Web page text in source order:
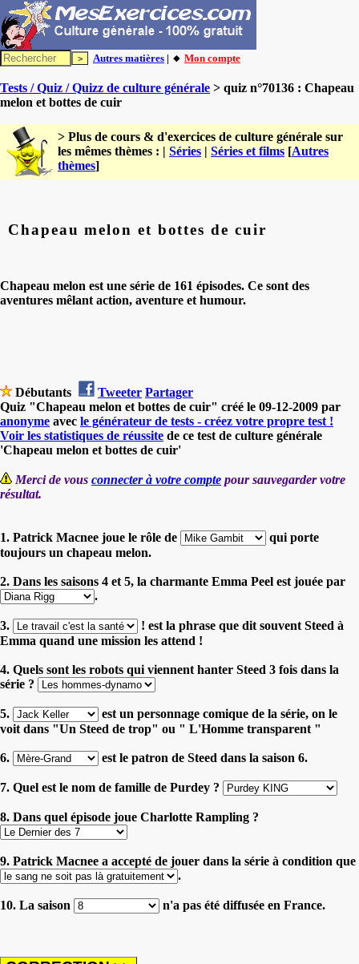
Autres matières | 🔸 Mon compte
Tests / Quiz / Quizz de culture générale > quiz n°70136 : Chapeau
melon et bottes de cuir
> Plus de cours & d'exercices de culture générale sur
les mêmes thèmes : | Séries | Séries et films [Autres
thèmes]
Chapeau melon et bottes de cuir
Chapeau melon est une série de 161 épisodes. Ce sont des
aventures mêlant action, aventure et humour.
Débutants Tweeter Partager
Quiz "Chapeau melon et bottes de cuir" créé le 09-12-2009 par
anonyme avec le générateur de tests - créez votre propre test !
Voir les statistiques de réussite de ce test de culture générale
'Chapeau melon et bottes de cuir'
Merci de vous connecter à votre compte pour sauvegarder votre
résultat.
1. Patrick Macnee joue le rôle de
qui porte
toujours un chapeau melon.
2. Dans les saisons 4 et 5, la charmante Emma Peel est jouée par
.
3.
! est la phrase que dit souvent Steed à
Emma quand une mission les attend !
4. Quels sont les robots qui viennent hanter Steed 3 fois dans la
série ?
5.
est un personnage comique de la série, on le
voit dans "Un Steed de trop" ou " L'Homme transparent "
6. est le patron de Steed dans la saison 6.
7. Quel est le nom de famille de Purdey ?
8. Dans quel épisode joue Charlotte Rampling ?
9. Patrick Macnee a accepté de jouer dans la série à condition que
.
10. La saison n'a pas été diffusée en France.